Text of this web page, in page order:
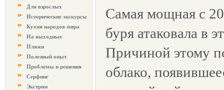
Для взрослых
Исторические экскурсы
Кухня народов мира
На выходные
Пляжи
Полезный опыт
Проблемы и решения
Серфинг
Экстрим
Самая мощная с
буря атаковала в
Причиной этому
облако,